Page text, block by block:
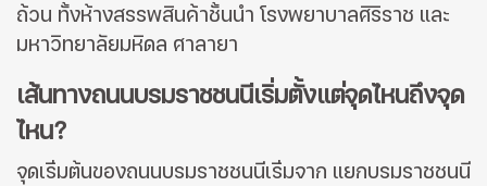
ถ้วน ทั้งห้างสรรพสินค้าชั้นนำ โรงพยาบาลศิริราช และ
มหาวิทยาลัยมหิดล ศาลายา
เส้นทางถนนบรมราชชนนีเริ่มตั้งแต่จุดไหนถึงจุด
ไหน?
จุดเริ่มต้นของถนนบรมราชชนนีเริ่มจาก แยกบรมราชชนนี